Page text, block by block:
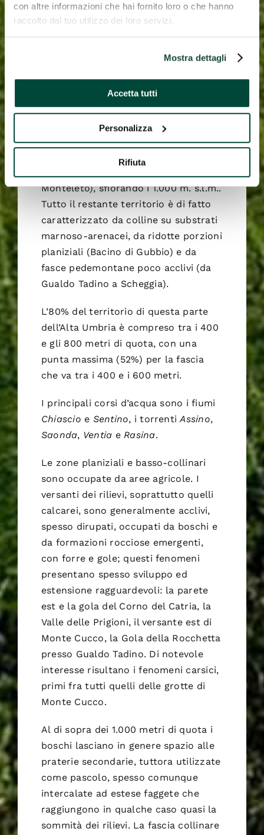
con altre informazioni che hai fornito loro o che hanno
raccolto dal tuo utilizzo dei loro servizi.
Mostra dettagli
Accetta tutti
Personalizza
Rifiuta
l’area amministrativa della Comunità
caratterizzata dalla presenza di
importanti rilievi (Monte Penna,
Monte Maggio, Monte Cucco), le cui
aree sommitali raggiungono quote
intorno ai 1500 metri. Un’altra dorsale
calcarea si sviluppa a ridosso della
Monteleto), sfiorando i 1.000 m. s.l.m..
Tutto il restante territorio è di fatto
caratterizzato da colline su substrati
marnoso-arenacei, da ridotte porzioni
planiziali (Bacino di Gubbio) e da
fasce pedemontane poco acclivi (da
Gualdo Tadino a Scheggia).
L’80% del territorio di questa parte
dell’Alta Umbria è compreso tra i 400
e gli 800 metri di quota, con una
punta massima (52%) per la fascia
che va tra i 400 e i 600 metri.
I principali corsi d’acqua sono i fiumi
Chiascio e Sentino, i torrentiAssino,
Saonda, Ventia eRasina.
Le zone planiziali e basso-collinari
sono occupate da aree agricole. I
versanti dei rilievi, soprattutto quelli
calcarei, sono generalmente acclivi,
spesso dirupati, occupati da boschi e
da formazioni rocciose emergenti,
con forre e gole; questi fenomeni
presentano spesso sviluppo ed
estensione ragguardevoli: la parete
est e la gola del Corno del Catria, la
Valle delle Prigioni, il versante est di
Monte Cucco, la Gola della Rocchetta
presso Gualdo Tadino. Di notevole
interesse risultano i fenomeni carsici,
primi fra tutti quelli delle grotte di
Monte Cucco.
Al di sopra dei 1.000 metri di quota i
boschi lasciano in genere spazio alle
praterie secondarie, tuttora utilizzate
come pascolo, spesso comunque
intercalate ad estese faggete che
raggiungono in qualche caso quasi la
sommità dei rilievi. La fascia collinare